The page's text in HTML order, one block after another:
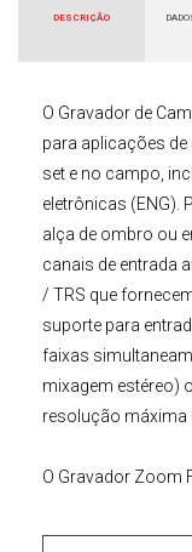
DESCRIÇÃO
O Gravador de
para aplicações
set e no campo,
eletrônicas (ENG).
alça de ombro ou
canais de entrada
/ TRS que
suporte para
faixas
mixagem estéreo)
resolução máxima
O Gravador Zoom
automaticamente